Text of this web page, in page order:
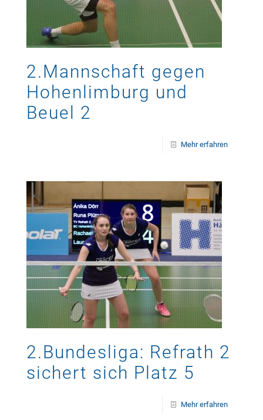
2.Mannschaft gegen
Hohenlimburg und
Beuel 2
Mehr erfahren
2.Bundesliga: Refrath 2
sichert sich Platz 5
Mehr erfahren